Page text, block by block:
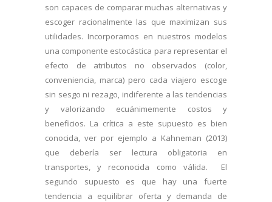
son capaces de comparar muchas alternativas y
escoger racionalmente las que maximizan sus
utilidades. Incorporamos en nuestros modelos
una componente estocástica para representar el
efecto de atributos no observados (color,
conveniencia, marca) pero cada viajero escoge
sin sesgo ni rezago, indiferente a las tendencias
y valorizando ecuánimemente costos y
beneficios. La crítica a este supuesto es bien
conocida, ver por ejemplo a Kahneman (2013)
que debería ser lectura obligatoria en
transportes, y reconocida como válida. El
segundo supuesto es que hay una fuerte
tendencia a equilibrar oferta y demanda de